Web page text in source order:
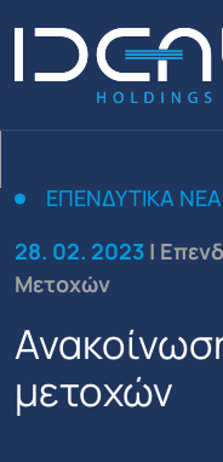
ΕΠΕΝΔΥΤΙΚΆ ΝΈΑ
28. 02. 2023 |
Μετοχών
μετοχών